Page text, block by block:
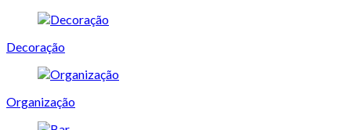
Decoração
Organização